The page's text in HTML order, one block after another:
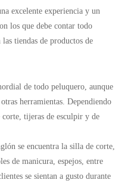
excelente experiencia y un
los que debe contar todo
tiendas de productos de
de todo peluquero, aunque
herramientas. Dependiendo
corte, tijeras de esculpir y de
se encuentra la silla de corte,
de manicura, espejos, entre
se sientan a gusto durante